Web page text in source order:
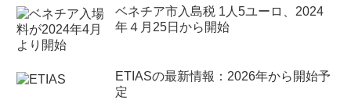
ベネチア市入島税 1人5ユーロ、2024
年４月25日から開始
ETIASの最新情報：2026年から開始予
定